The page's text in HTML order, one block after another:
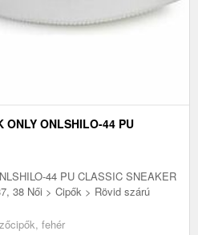
ONLY ONLSHILO-44 PU
44 PU CLASSIC SNEAKER
38 Női > Cipők > Rövid szárú
fehér